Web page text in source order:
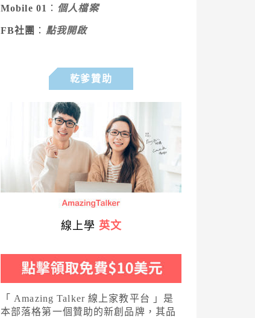
Mobile 01 ： 個人檔案
FB社團 ： 點我開啟
乾爹贊助
線上學 英文
「 Amazing Talker 線上家教平台 」是
本部落格第一個贊助的新創品牌，其品